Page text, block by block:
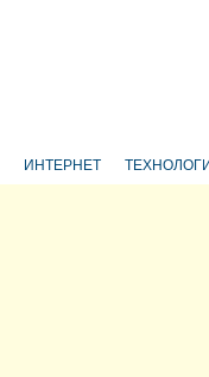
ИНТЕРНЕТ